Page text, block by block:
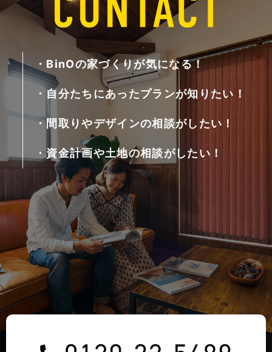
・BinOの家づくりが気になる！
・自分たちにあったプランが知りたい！
・間取りやデザインの相談がしたい！
・資金計画や土地の相談がしたい！